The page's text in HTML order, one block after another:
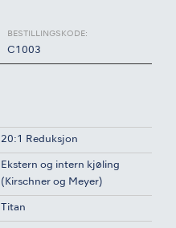
BESTILLINGSKODE:
C1003
20:1 Reduksjon
Ekstern og intern kjøling
(Kirschner og Meyer)
Titan